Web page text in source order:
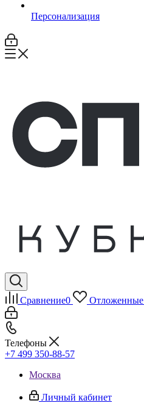
Персонализация
Сравнение0 Отложенные
Телефоны
+7 499 350-88-57
Москва
Личный кабинет